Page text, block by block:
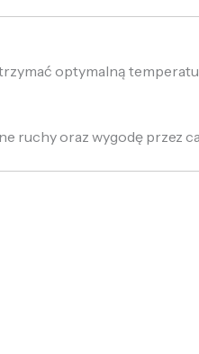
optymalną
oraz wygodę przez